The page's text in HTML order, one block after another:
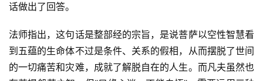
话做出了回答。
法师指出，这句话是整部经的宗旨，是说菩萨以空性智慧看
到五蕴的生命体不过是条件、关系的假相，从而摆脱了世间
的一切痛苦和灾难，成就了解脱自在的人生。而凡夫虽然也